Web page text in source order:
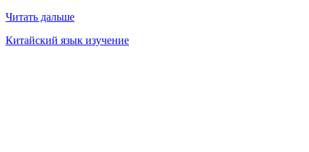
Читать дальше
Китайский язык изучение